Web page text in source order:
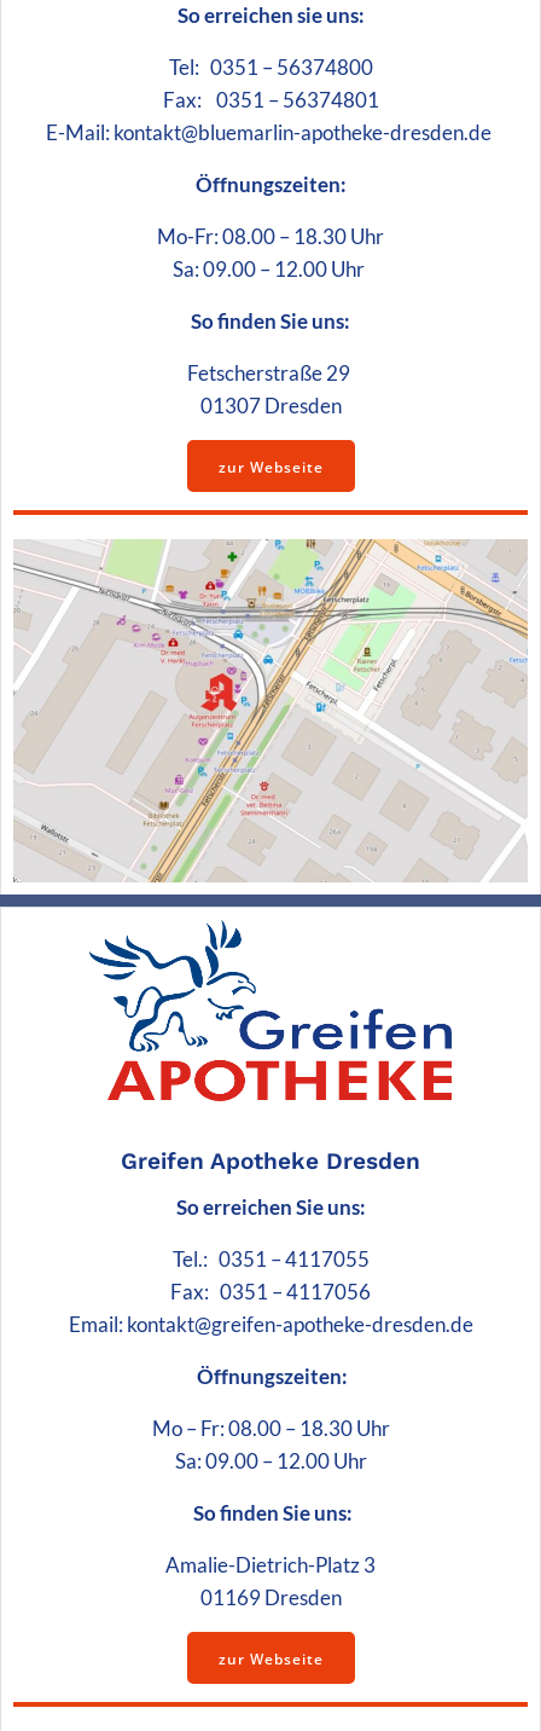
So erreichen sie uns:
Tel: 0351 – 56374800
Fax: 0351 – 56374801
E-Mail: kontakt@bluemarlin-apotheke-dresden.de
Öffnungszeiten:
Mo-Fr: 08.00 – 18.30 Uhr
Sa: 09.00 – 12.00 Uhr
So finden Sie uns:
Fetscherstraße 29
01307 Dresden
zur Webseite
Greifen Apotheke Dresden
So erreichen Sie uns:
Tel.: 0351 – 4117055
Fax: 0351 – 4117056
Email: kontakt@greifen-apotheke-dresden.de
Öffnungszeiten:
Mo – Fr: 08.00 – 18.30 Uhr
Sa: 09.00 – 12.00 Uhr
So finden Sie uns:
Amalie-Dietrich-Platz 3
01169 Dresden
zur Webseite